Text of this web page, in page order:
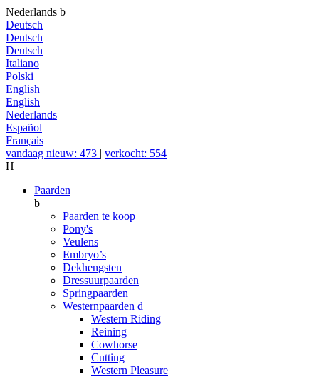
Nederlands b
Deutsch
Deutsch
Deutsch
Italiano
Polski
English
English
Nederlands
Español
Français
vandaag nieuw: 473 | verkocht: 554
H
Paarden
b
Paarden te koop
Pony's
Veulens
Embryo’s
Dekhengsten
Dressuurpaarden
Springpaarden
Westernpaarden d
Western Riding
Reining
Cowhorse
Cutting
Western Pleasure